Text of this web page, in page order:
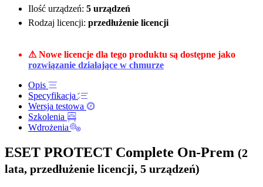
Ilość urządzeń: 5 urządzeń
Rodzaj licencji: przedłużenie licencji
⚠ Nowe licencje dla tego produktu są dostępne jako
rozwiązanie działające w chmurze
Opis
Specyfikacja
Wersja testowa
Szkolenia
Wdrożenia
ESET PROTECT Complete On-Prem (2
lata, przedłużenie licencji, 5 urządzeń)